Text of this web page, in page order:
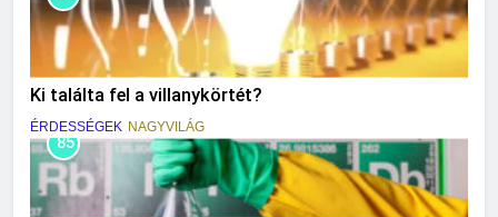
Ki találta fel a villanykörtét?
ÉRDESSÉGEK NAGYVILÁG
85